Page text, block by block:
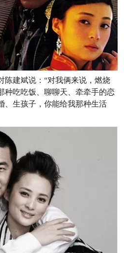
陈建斌说：“对我俩来说，燃烧
种吃吃饭、聊聊天、牵牵手的恋
、生孩子，你能给我那种生活